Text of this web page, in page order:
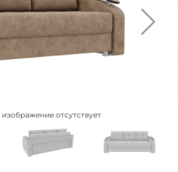
отсутствует